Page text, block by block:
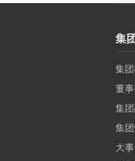
集
集
董
集
集
大